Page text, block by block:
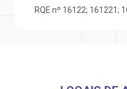
RQE nº 16122; 161221;